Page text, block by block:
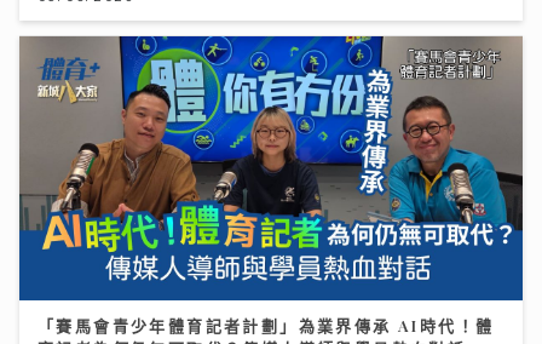
「賽馬會青少年體育記者計劃」為業界傳承 AI時代！體
育記者為何仍無可取代？傳媒人導師與學員熱血對話
06/08/2026